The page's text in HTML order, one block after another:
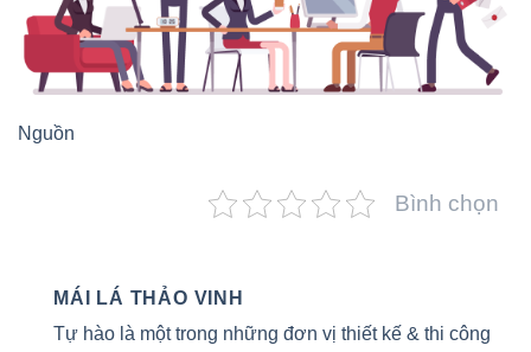
Nguồn
Bình chọn
MÁI LÁ THẢO VINH
Tự hào là một trong những đơn vị thiết kế & thi công